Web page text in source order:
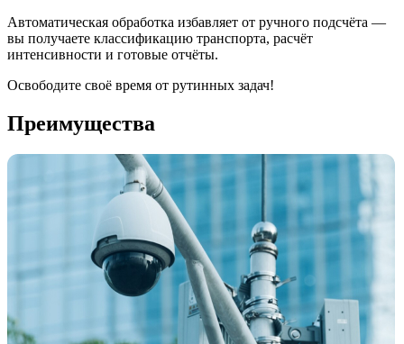
Автоматическая обработка избавляет от ручного подсчёта —
вы получаете классификацию транспорта, расчёт
интенсивности и готовые отчёты.
Освободите своё время от рутинных задач!
Преимущества